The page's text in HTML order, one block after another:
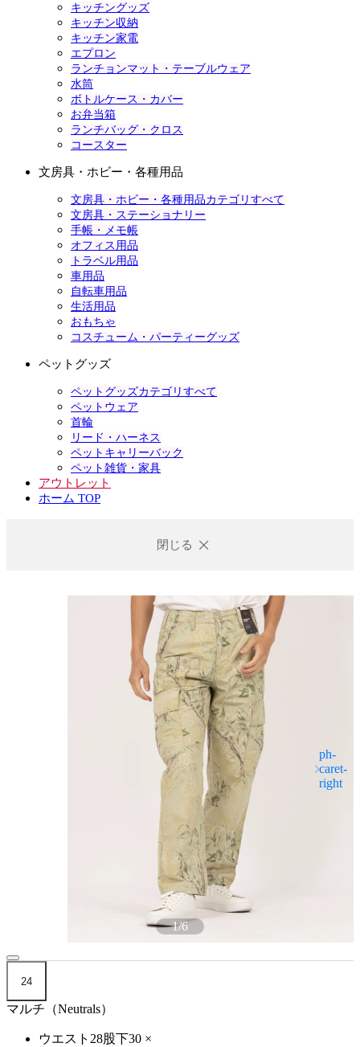
キッチングッズ
キッチン収納
キッチン家電
エプロン
ランチョンマット・テーブルウェア
水筒
ボトルケース・カバー
お弁当箱
ランチバッグ・クロス
コースター
文房具・ホビー・各種用品
文房具・ホビー・各種用品カテゴリすべて
文房具・ステーショナリー
手帳・メモ帳
オフィス用品
トラベル用品
車用品
自転車用品
生活用品
おもちゃ
コスチューム・パーティーグッズ
ペットグッズ
ペットグッズカテゴリすべて
ペットウェア
首輪
リード・ハーネス
ペットキャリーバック
ペット雑貨・家具
アウトレット
ホーム TOP
閉じる
1/6
24
マルチ（Neutrals）
ウエスト28股下30 ×